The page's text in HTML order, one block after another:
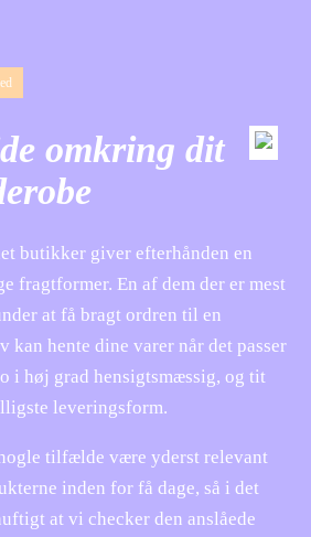
omkring dit
butikker giver efterhånden en
fragtformer. En af dem der er mest
at få bragt ordren til en
kan hente dine varer når det passer
i høj grad hensigtsmæssig, og tit
leveringsform.
tilfælde være yderst relevant
inden for få dage, så i det
at vi checker den anslåede